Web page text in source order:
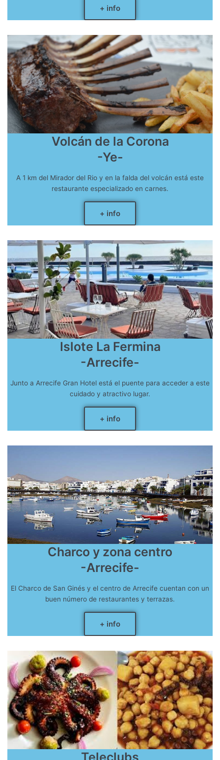
+ info
Volcán de la Corona
-Ye-
A 1 km del Mirador del Rio y en la falda del volcán está este
restaurante especializado en carnes.
+ info
Islote La Fermina
-Arrecife-
Junto a Arrecife Gran Hotel está el puente para acceder a este
cuidado y atractivo lugar.
+ info
Charco y zona centro
-Arrecife-
El Charco de San Ginés y el centro de Arrecife cuentan con un
buen número de restaurantes y terrazas.
+ info
Teleclubs